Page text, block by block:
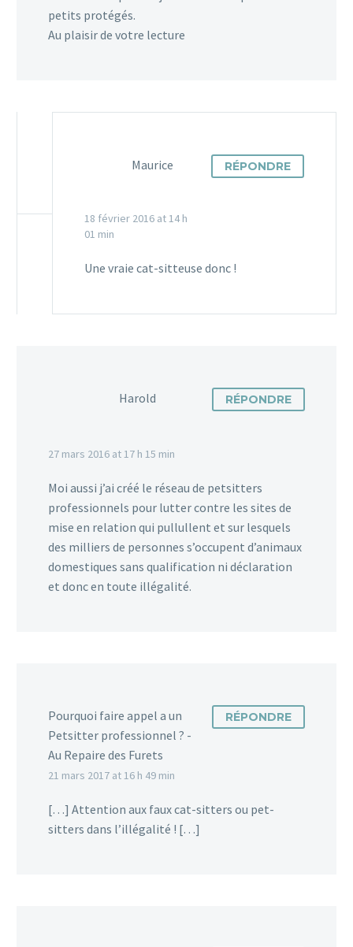
petits protégés.
Au plaisir de votre lecture
Maurice
18 février 2016 at 14 h
01 min
RÉPONDRE
Une vraie cat-sitteuse donc !
Harold
27 mars 2016 at 17 h 15 min
RÉPONDRE
Moi aussi j’ai créé le réseau de petsitters
professionnels pour lutter contre les sites de
mise en relation qui pullullent et sur lesquels
des milliers de personnes s’occupent d’animaux
domestiques sans qualification ni déclaration
et donc en toute illégalité.
Pourquoi faire appel a un
Petsitter professionnel ? -
Au Repaire des Furets
21 mars 2017 at 16 h 49 min
RÉPONDRE
[…] Attention aux faux cat-sitters ou pet-
sitters dans l’illégalité ! […]